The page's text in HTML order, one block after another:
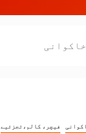
فیچر، کالم،تجزئیے